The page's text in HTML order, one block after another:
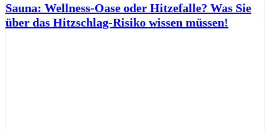
Sauna: Wellness-Oase oder Hitzefalle? Was Sie
über das Hitzschlag-Risiko wissen müssen!